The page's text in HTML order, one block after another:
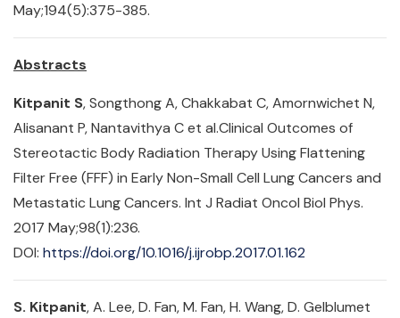
May;194(5):375-385.
Abstracts
Kitpanit S, Songthong A, Chakkabat C, Amornwichet N,
Alisanant P, Nantavithya C et al.Clinical Outcomes of
Stereotactic Body Radiation Therapy Using Flattening
Filter Free (FFF) in Early Non-Small Cell Lung Cancers and
Metastatic Lung Cancers. Int J Radiat Oncol Biol Phys.
2017 May;98(1):236.
DOI: https://doi.org/10.1016/j.ijrobp.2017.01.162
S. Kitpanit, A. Lee, D. Fan, M. Fan, H. Wang, D. Gelblumet